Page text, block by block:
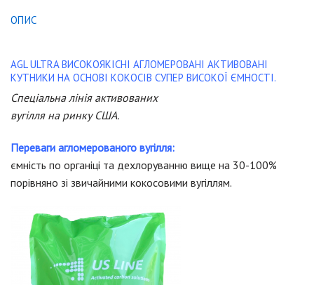
ОПИС
AGL ULTRA ВИСОКОЯКІСНІ АГЛОМЕРОВАНІ АКТИВОВАНІ
КУТНИКИ НА ОСНОВІ КОКОСІВ СУПЕР ВИСОКОЇ ЄМНОСТІ.
Спеціальна лінія активованих
вугілля на ринку США.
Переваги агломерованого вугілля:
ємність по органіці та дехлоруванню вище на 30-100%
порівняно зі звичайними кокосовими вугіллям.